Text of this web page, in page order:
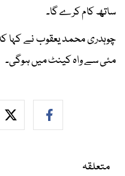
ساتھ کام کرے گا۔
چوہدری محمد یعقوب نے کہا
مئی سے واہ کینٹ میں ہوگی۔
متعلقہ